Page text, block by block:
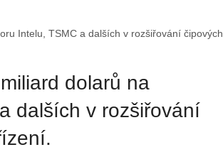
Intelu, TSMC a dalších v rozšiřování čipových
dolarů na
dalších v rozšiřování